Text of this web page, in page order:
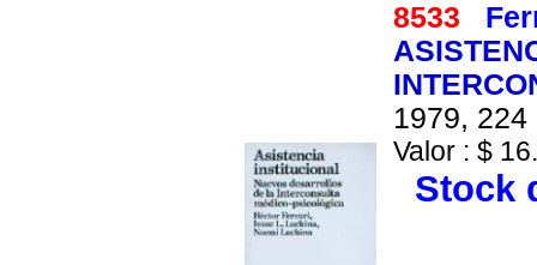
8533
1979,
Valor : $
Stock